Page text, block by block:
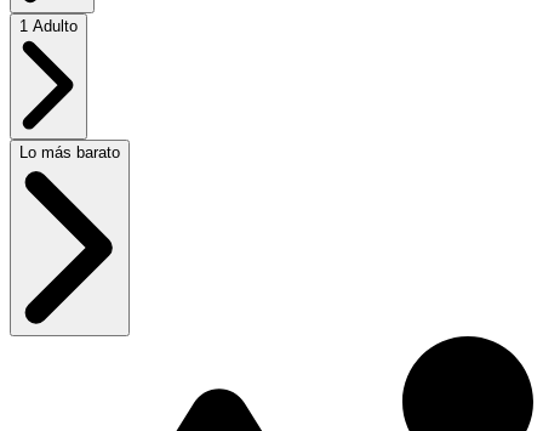
1 Adulto
Lo más barato